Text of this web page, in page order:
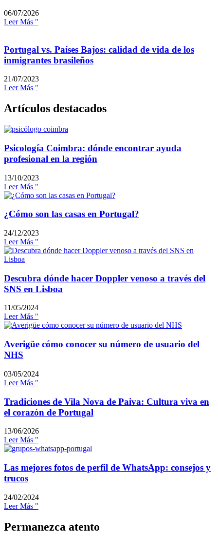
06/07/2026
Leer Más "
Portugal vs. Países Bajos: calidad de vida de los
inmigrantes brasileños
21/07/2023
Leer Más "
Artículos destacados
Psicología Coimbra: dónde encontrar ayuda
profesional en la región
13/10/2023
Leer Más "
¿Cómo son las casas en Portugal?
24/12/2023
Leer Más "
Descubra dónde hacer Doppler venoso a través del
SNS en Lisboa
11/05/2024
Leer Más "
Averigüe cómo conocer su número de usuario del
NHS
03/05/2024
Leer Más "
Tradiciones de Vila Nova de Paiva: Cultura viva en
el corazón de Portugal
13/06/2026
Leer Más "
Las mejores fotos de perfil de WhatsApp: consejos y
trucos
24/02/2024
Leer Más "
Permanezca atento